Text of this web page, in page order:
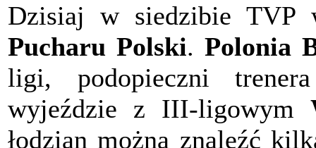
Dzisiaj w siedzibie TVP
Pucharu Polski.Polonia
ligi, podopieczni
wyjeździe z III-ligowym
łodzian można znaleźć